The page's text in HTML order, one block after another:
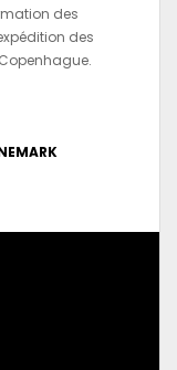
des
des